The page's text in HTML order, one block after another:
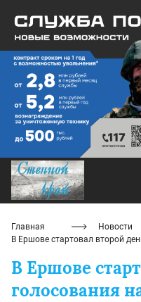
Главная
Новости
В Ершове стартовал второй
В Ершове
голосования